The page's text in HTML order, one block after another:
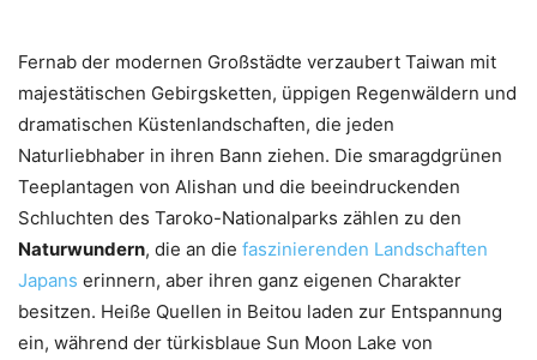
Fernab der modernen Großstädte verzaubert Taiwan mit
majestätischen Gebirgsketten, üppigen Regenwäldern und
dramatischen Küstenlandschaften, die jeden
Naturliebhaber in ihren Bann ziehen. Die smaragdgrünen
Teeplantagen von Alishan und die beeindruckenden
Schluchten des Taroko-Nationalparks zählen zu den
Naturwundern, die an die faszinierenden Landschaften
Japans erinnern, aber ihren ganz eigenen Charakter
besitzen. Heiße Quellen in Beitou laden zur Entspannung
ein, während der türkisblaue Sun Moon Lake von